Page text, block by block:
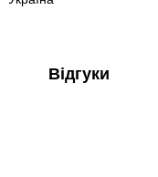
Відгуки